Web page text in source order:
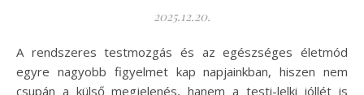
2025.12.20.
A rendszeres testmozgás és az egészséges életmód
egyre nagyobb figyelmet kap napjainkban, hiszen nem
csupán a külső megjelenés, hanem a testi-lelki jóllét is